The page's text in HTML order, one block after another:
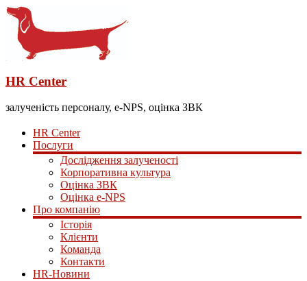
HR Center
залученість персоналу, e-NPS, оцінка ЗВК
HR Center
Послуги
Дослідження залученості
Корпоративна культура
Оцінка ЗВК
Оцінка e-NPS
Про компанію
Історія
Клієнти
Команда
Контакти
HR-Новини